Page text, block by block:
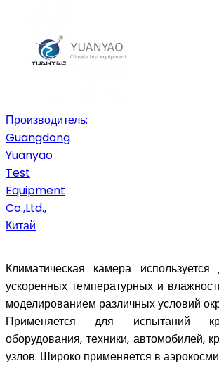
Производитель:
Guangdong
Yuanyao
Test
Equipment
Co.,Ltd.,
Китай
Климатическая камера
ускоренных температурных и
моделированием различных условий
Применяется для испытаний
оборудования, техники, автомобилей,
узлов. Широко применяется в